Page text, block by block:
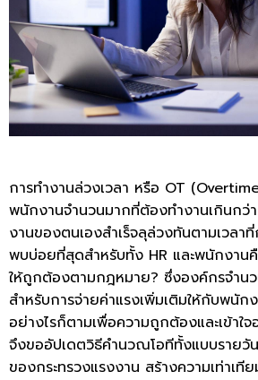
การทำงานล่วงเวลา หรือ OT
พนักงานจำนวนมากที่ต้องทำงานเกินกว่า
งานของตนเองสำเร็จลุล่วงทันตามเวล
พบบ่อยที่สุดสำหรับทั้ง HR และพนักงาน
ให้ถูกต้องตามกฎหมาย? ซึ่งองค์กรจำนว
สำหรับการจ่ายค่าแรงเพิ่มเติมให้กับพนั
อย่างไรก็ตามเพื่อความถูกต้องและเข้าใ
จึงขออัปเดตวิธีคำนวณโอทีทั้งแบบรายวั
ของกระทรวงแรงงาน สร้างความเท่าเที